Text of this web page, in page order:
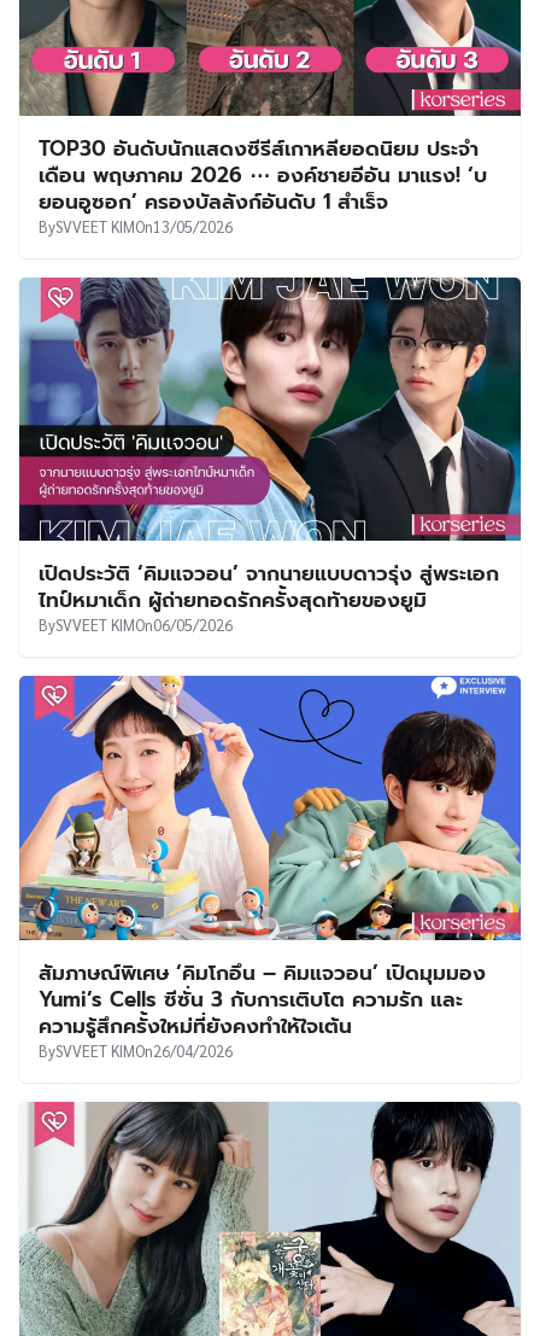
TOP30 อันดับนักแสดงซีรีส์เกาหลียอดนิยม ประจำ
เดือน พฤษภาคม 2026 ⋯ องค์ชายอีอัน มาแรง! ‘บ
ยอนอูซอก’ ครองบัลลังก์อันดับ 1 สำเร็จ
BySVVEET KIMOn13/05/2026
เปิดประวัติ ‘คิมแจวอน’ จากนายแบบดาวรุ่ง สู่พระเอก
ไทป์หมาเด็ก ผู้ถ่ายทอดรักครั้งสุดท้ายของยูมิ
BySVVEET KIMOn06/05/2026
สัมภาษณ์พิเศษ ‘คิมโกอึน – คิมแจวอน’ เปิดมุมมอง
Yumi’s Cells ซีซั่น 3 กับการเติบโต ความรัก และ
ความรู้สึกครั้งใหม่ที่ยังคงทำให้ใจเต้น
BySVVEET KIMOn26/04/2026